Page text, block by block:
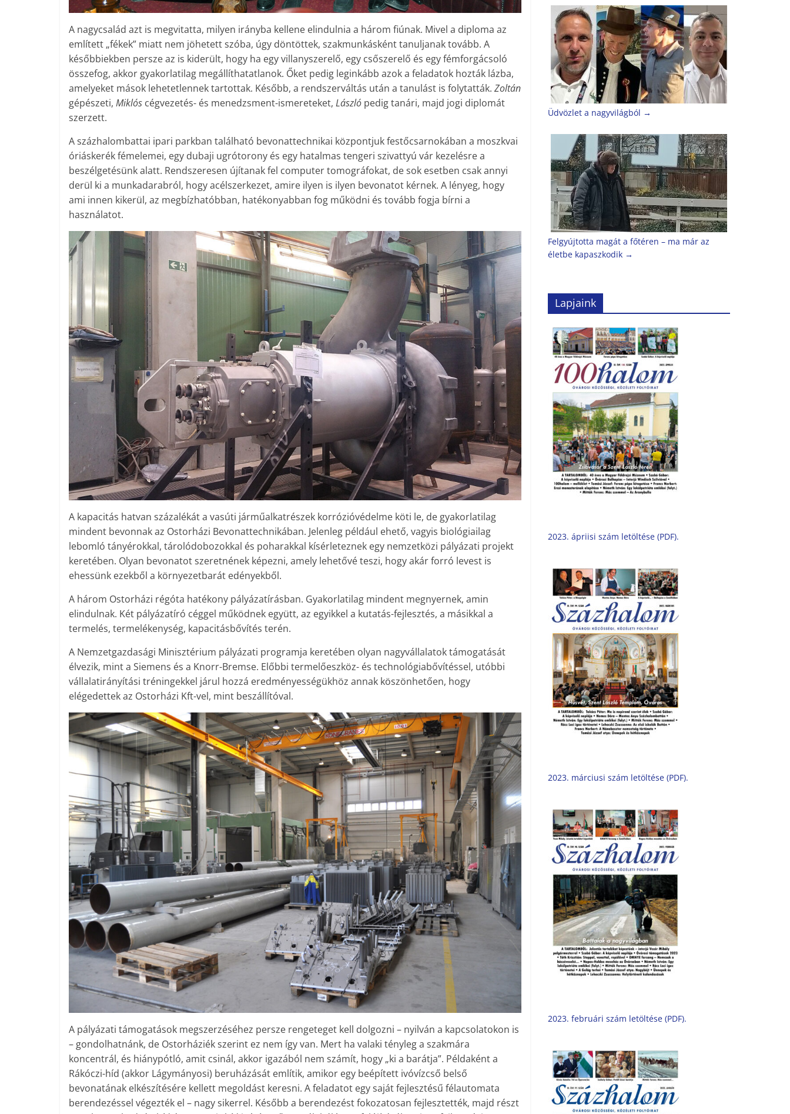
A nagycsalád azt is megvitatta, milyen irányba kellene elindulnia a három fiúnak. Mivel a diploma az
említett „fékek” miatt nem jöhetett szóba, úgy döntöttek, szakmunkásként tanuljanak tovább. A
későbbiekben persze az is kiderült, hogy ha egy villanyszerelő, egy csőszerelő és egy fémforgácsoló
összefog, akkor gyakorlatilag megállíthatatlanok. Őket pedig leginkább azok a feladatok hozták lázba,
amelyeket mások lehetetlennek tartottak. Később, a rendszerváltás után a tanulást is folytatták. Zoltán
gépészeti, Miklós cégvezetés- és menedzsment-ismereteket, László pedig tanári, majd jogi diplomát
szerzett.
A százhalombattai ipari parkban található bevonattechnikai központjuk festőcsarnokában a moszkvai
óriáskerék fémelemei, egy dubaji ugrótorony és egy hatalmas tengeri szivattyú vár kezelésre a
beszélgetésünk alatt. Rendszeresen újítanak fel computer tomográfokat, de sok esetben csak annyi
derül ki a munkadarabról, hogy acélszerkezet, amire ilyen is ilyen bevonatot kérnek. A lényeg, hogy
ami innen kikerül, az megbízhatóbban, hatékonyabban fog működni és tovább fogja bírni a
használatot.
A kapacitás hatvan százalékát a vasúti járműalkatrészek korrózióvédelme köti le, de gyakorlatilag
mindent bevonnak az Ostorházi Bevonattechnikában. Jelenleg például ehető, vagyis biológiailag
lebomló tányérokkal, tárolódobozokkal és poharakkal kísérleteznek egy nemzetközi pályázati projekt
keretében. Olyan bevonatot szeretnének képezni, amely lehetővé teszi, hogy akár forró levest is
ehessünk ezekből a környezetbarát edényekből.
A három Ostorházi régóta hatékony pályázatírásban. Gyakorlatilag mindent megnyernek, amin
elindulnak. Két pályázatíró céggel működnek együtt, az egyikkel a kutatás-fejlesztés, a másikkal a
termelés, termelékenység, kapacitásbővítés terén.
A Nemzetgazdasági Minisztérium pályázati programja keretében olyan nagyvállalatok támogatását
élvezik, mint a Siemens és a Knorr-Bremse. Előbbi termelőeszköz- és technológiabővítéssel, utóbbi
vállalatirányítási tréningekkel járul hozzá eredményességükhöz annak köszönhetően, hogy
elégedettek az Ostorházi Kft-vel, mint beszállítóval.
A pályázati támogatások megszerzéséhez persze rengeteget kell dolgozni – nyilván a kapcsolatokon is
– gondolhatnánk, de Ostorháziék szerint ez nem így van. Mert ha valaki tényleg a szakmára
koncentrál, és hiánypótló, amit csinál, akkor igazából nem számít, hogy „ki a barátja”. Példaként a
Rákóczi-híd (akkor Lágymányosi) beruházását említik, amikor egy beépített ivóvízcső belső
bevonatának elkészítésére kellett megoldást keresni. A feladatot egy saját fejlesztésű félautomata
berendezéssel végezték el – nagy sikerrel. Később a berendezést fokozatosan fejlesztették, majd részt
Üdvözlet a nagyvilágból →
Felgyújtotta magát a főtéren – ma már az
életbe kapaszkodik →
Lapjaink
2023. ápriisi szám letöltése (PDF).
2023. márciusi szám letöltése (PDF).
2023. februári szám letöltése (PDF).